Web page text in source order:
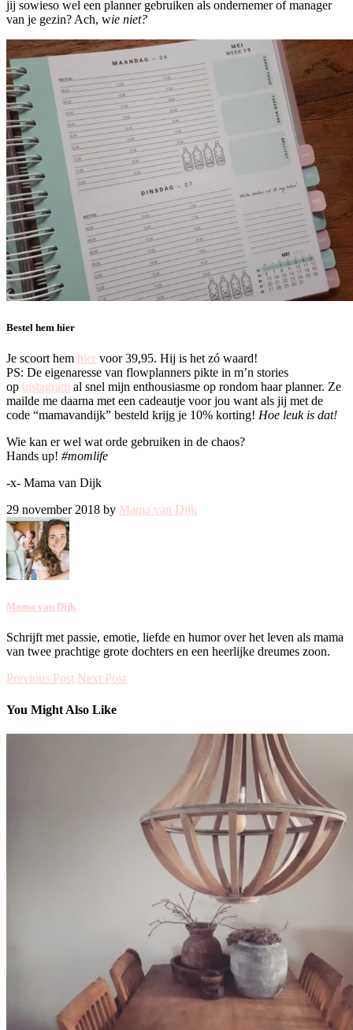
jij sowieso wel een planner gebruiken als ondernemer of manager
van je gezin? Ach, wie niet?
Bestel hem hier
Je scoort hem hier voor 39,95. Hij is het zó waard!
PS: De eigenaresse van flowplanners pikte in m’n stories
op instagram al snel mijn enthousiasme op rondom haar planner. Ze
mailde me daarna met een cadeautje voor jou want als jij met de
code “mamavandijk” besteld krijg je 10% korting! Hoe leuk is dat!
Wie kan er wel wat orde gebruiken in de chaos?
Hands up! #momlife
-x- Mama van Dijk
29 november 2018 by Mama van Dijk
Mama van Dijk
Schrijft met passie, emotie, liefde en humor over het leven als mama
van twee prachtige grote dochters en een heerlijke dreumes zoon.
Previous Post Next Post
You Might Also Like